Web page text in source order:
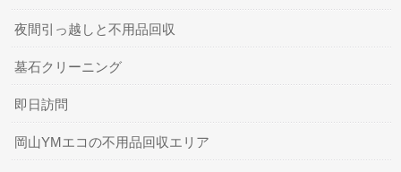
夜間引っ越しと不用品回収
墓石クリーニング
即日訪問
岡山YMエコの不用品回収エリア